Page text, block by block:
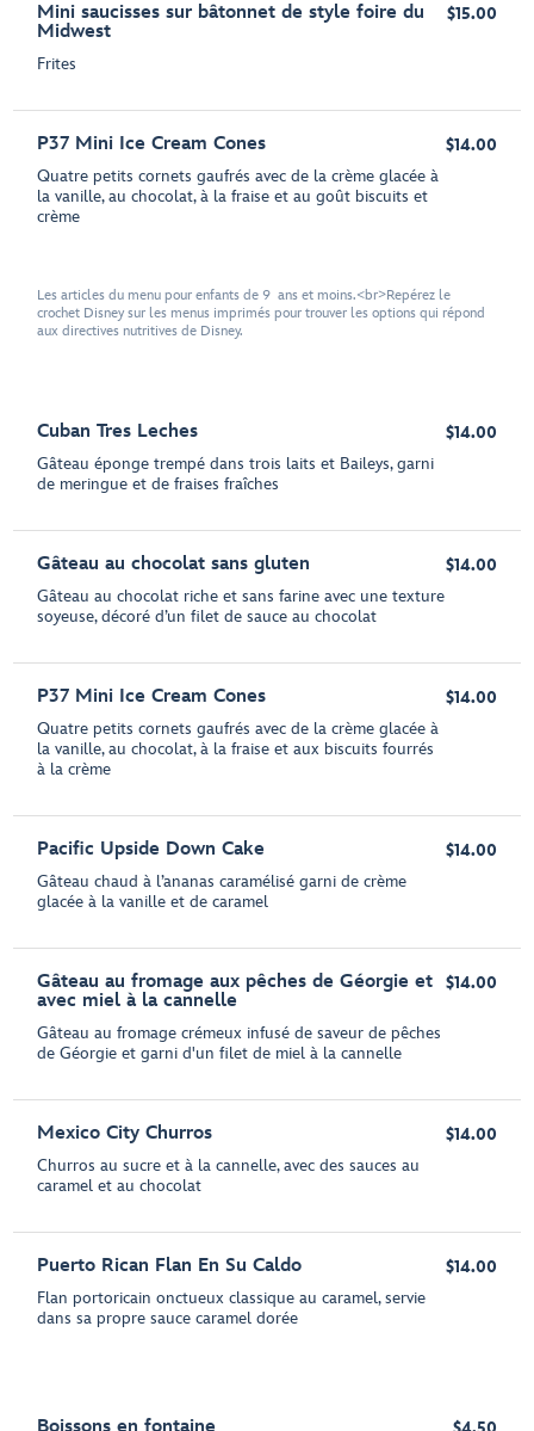
Mini saucisses sur bâtonnet de style foire du
Midwest
Frites
$15.00
P37 Mini Ice Cream Cones
Quatre petits cornets gaufrés avec de la crème glacée à
la vanille, au chocolat, à la fraise et au goût biscuits et
crème
$14.00
Les articles du menu pour enfants de 9 ans et moins.<br>Repérez le
crochet Disney sur les menus imprimés pour trouver les options qui répond
aux directives nutritives de Disney.
Cuban Tres Leches
Gâteau éponge trempé dans trois laits et Baileys, garni
de meringue et de fraises fraîches
$14.00
Gâteau au chocolat sans gluten
Gâteau au chocolat riche et sans farine avec une texture
soyeuse, décoré d’un filet de sauce au chocolat
$14.00
P37 Mini Ice Cream Cones
Quatre petits cornets gaufrés avec de la crème glacée à
la vanille, au chocolat, à la fraise et aux biscuits fourrés
à la crème
$14.00
Pacific Upside Down Cake
Gâteau chaud à l’ananas caramélisé garni de crème
glacée à la vanille et de caramel
$14.00
Gâteau au fromage aux pêches de Géorgie et
avec miel à la cannelle
Gâteau au fromage crémeux infusé de saveur de pêches
de Géorgie et garni d'un filet de miel à la cannelle
$14.00
Mexico City Churros
Churros au sucre et à la cannelle, avec des sauces au
caramel et au chocolat
$14.00
Puerto Rican Flan En Su Caldo
Flan portoricain onctueux classique au caramel, servie
dans sa propre sauce caramel dorée
$14.00
Boissons en fontaine